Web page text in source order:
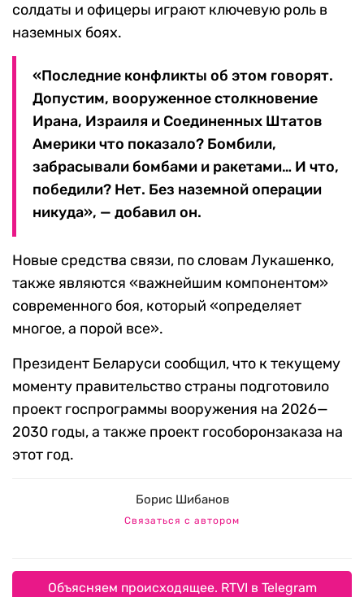
солдаты и офицеры играют ключевую роль в
наземных боях.
«Последние конфликты об этом говорят.
Допустим, вооруженное столкновение
Ирана, Израиля и Соединенных Штатов
Америки что показало? Бомбили,
забрасывали бомбами и ракетами… И что,
победили? Нет. Без наземной операции
никуда», — добавил он.
Новые средства связи, по словам Лукашенко,
также являются «важнейшим компонентом»
современного боя, который «определяет
многое, а порой все».
Президент Беларуси сообщил, что к текущему
моменту правительство страны подготовило
проект госпрограммы вооружения на 2026—
2030 годы, а также проект гособоронзаказа на
этот год.
Борис Шибанов
Связаться с автором
Объясняем происходящее. RTVI в Telegram